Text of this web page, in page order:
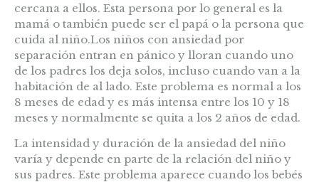
cercana a ellos. Esta persona por lo general es la
mamá o también puede ser el papá o la persona que
cuida al niño.Los niños con ansiedad por
separación entran en pánico y lloran cuando uno
de los padres los deja solos, incluso cuando van a la
habitación de al lado. Este problema es normal a los
8 meses de edad y es más intensa entre los 10 y 18
meses y normalmente se quita a los 2 años de edad.
La intensidad y duración de la ansiedad del niño
varía y depende en parte de la relación del niño y
sus padres. Este problema aparece cuando los bebés